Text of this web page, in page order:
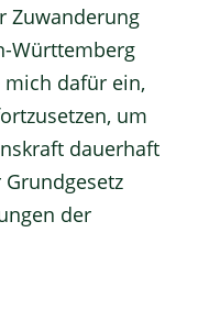
Zuwanderung
Württemberg
mich dafür ein,
um
dauerhaft
der